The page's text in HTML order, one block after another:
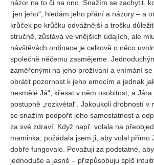
názor na to či na ono. Snažím se zachytit,
„jen jeho“, hledám jeho přání a názory – a
krůček po krůčku odvážnější a trošku
stručně, zůstává ve vnějších údajích, ale
návštěvách ordinace je celkově o něco
společně něčemu zasmějeme.
zaměřenými na jeho prožívání a vnímání
obrátit pozornost k jeho emocím a jednak
nesmělé Já“, křesat v něm osobitost, a
postupně „rozkvétal“. Jakoukoli drobností v
se snažím podpořit jeho samostatnost a
za své zdraví. Když např. volala na
maminka, požádala jsem ji, aby volal přímo
dobře fungovalo. Považuji za podstatné,
jednoduše a jasně – přizpůsobuju spíš